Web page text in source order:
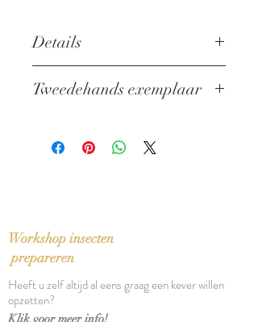
Details
literatuur beschouwd als een
Uitgever: De Arbeiderspers
Vertaling: Kees Jongenburger
Oorspronkelijke titel: L'âge
d'homme, précéde de De la
littérature considérée comme une
tauromachie (1939)
Tweedehands exemplaar
Workshop insecten
prepareren
Heeft u zelf altijd al eens graag een kever willen
opzetten?
Klik voor meer info!